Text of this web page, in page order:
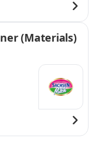
(Materials)